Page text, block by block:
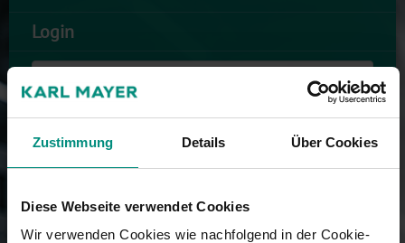
Zustimmung Details Über Cookies
Diese Webseite verwendet Cookies
Wir verwenden Cookies wie nachfolgend in der Cookie-
Login
Forgot password?
Sign in
Registration